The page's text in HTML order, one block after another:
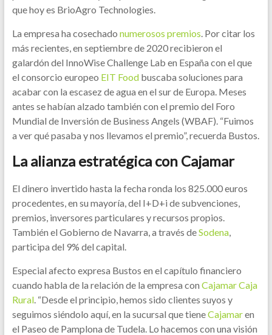
que hoy es BrioAgro Technologies.
La empresa ha cosechado numerosos premios . Por citar los
más recientes, en septiembre de 2020 recibieron el
galardón del InnoWise Challenge Lab en España con el que
el consorcio europeo EIT Foodbuscaba soluciones para
acabar con la escasez de agua en el sur de Europa. Meses
antes se habían alzado también con el premio del Foro
Mundial de Inversión de Business Angels (WBAF). “Fuimos
a ver qué pasaba y nos llevamos el premio”, recuerda Bustos.
La alianza estratégica con Cajamar
El dinero invertido hasta la fecha ronda los 825.000 euros
procedentes, en su mayoría, del I+D+i de subvenciones,
premios, inversores particulares y recursos propios.
También el Gobierno de Navarra, a través deSodena,
participa del 9% del capital.
Especial afecto expresa Bustos en el capítulo financiero
cuando habla de la relación de la empresa con Cajamar Caja
Rural. “Desde el principio, hemos sido clientes suyos y
seguimos siéndolo aquí, en la sucursal que tieneCajamaren
el Paseo de Pamplona de Tudela. Lo hacemos con una visión